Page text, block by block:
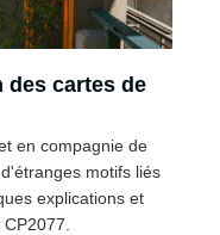
des cartes de
en compagnie de
motifs liés
explications et